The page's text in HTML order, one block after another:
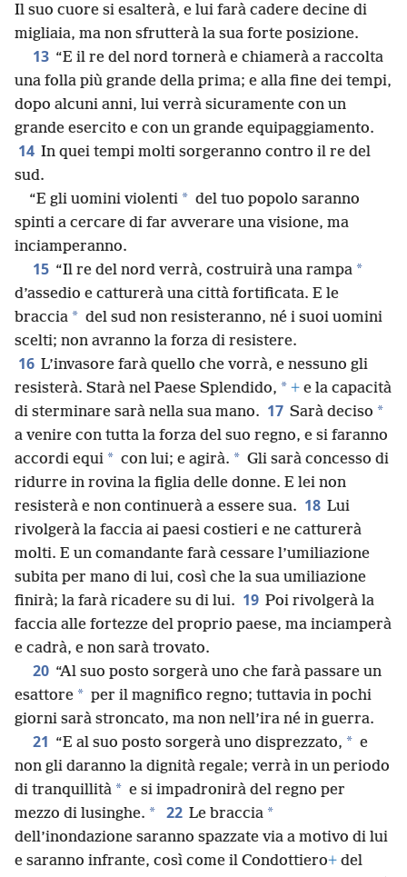
Il suo cuore si esalterà, e lui farà cadere decine di
migliaia, ma non sfrutterà la sua forte posizione.
13 “E il re del nord tornerà e chiamerà a raccolta
una folla più grande della prima; e alla fine dei tempi,
dopo alcuni anni, lui verrà sicuramente con un
grande esercito e con un grande equipaggiamento.
14 In quei tempi molti sorgeranno contro il re del
sud.
“E gli uomini violenti * del tuo popolo saranno
spinti a cercare di far avverare una visione, ma
inciamperanno.
15 “Il re del nord verrà, costruirà una rampa *
d’assedio e catturerà una città fortificata. E le
braccia * del sud non resisteranno, né i suoi uomini
scelti; non avranno la forza di resistere.
16 L’invasore farà quello che vorrà, e nessuno gli
resisterà. Starà nel Paese Splendido, * + e la capacità
di sterminare sarà nella sua mano. 17 Sarà deciso *
a venire con tutta la forza del suo regno, e si faranno
accordi equi * con lui; e agirà. * Gli sarà concesso di
ridurre in rovina la figlia delle donne. E lei non
resisterà e non continuerà a essere sua. 18 Lui
rivolgerà la faccia ai paesi costieri e ne catturerà
molti. E un comandante farà cessare l’umiliazione
subita per mano di lui, così che la sua umiliazione
finirà; la farà ricadere su di lui. 19 Poi rivolgerà la
faccia alle fortezze del proprio paese, ma inciamperà
e cadrà, e non sarà trovato.
20 “Al suo posto sorgerà uno che farà passare un
esattore * per il magnifico regno; tuttavia in pochi
giorni sarà stroncato, ma non nell’ira né in guerra.
21 “E al suo posto sorgerà uno disprezzato, * e
non gli daranno la dignità regale; verrà in un periodo
di tranquillità * e si impadronirà del regno per
mezzo di lusinghe. * 22 Le braccia *
dell’inondazione saranno spazzate via a motivo di lui
e saranno infrante, così come il Condottiero+ del